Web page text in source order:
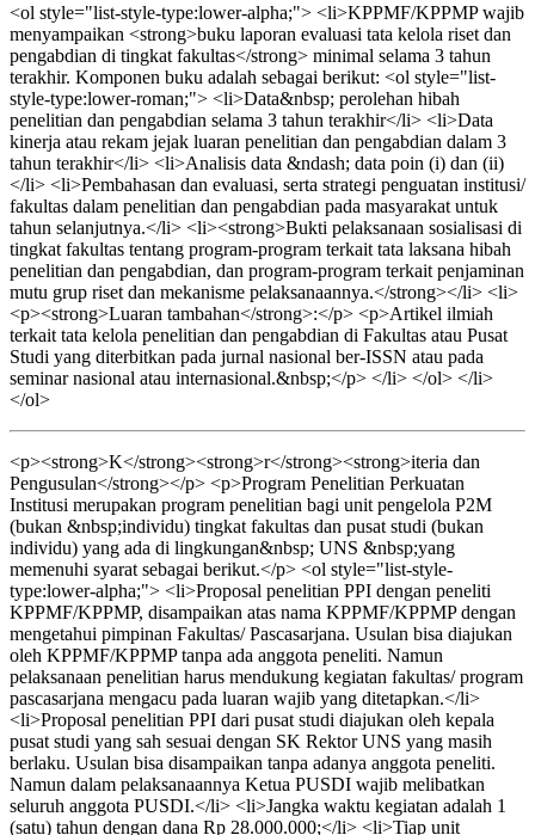
<ol style="list-style-type:lower-alpha;"> <li>KPPMF/KPPMP wajib
menyampaikan <strong>buku laporan evaluasi tata kelola riset dan
pengabdian di tingkat fakultas</strong> minimal selama 3 tahun
terakhir. Komponen buku adalah sebagai berikut: <ol style="list-
style-type:lower-roman;"> <li>Data&nbsp; perolehan hibah
penelitian dan pengabdian selama 3 tahun terakhir</li> <li>Data
kinerja atau rekam jejak luaran penelitian dan pengabdian dalam 3
tahun terakhir</li> <li>Analisis data &ndash; data poin (i) dan (ii)
</li> <li>Pembahasan dan evaluasi, serta strategi penguatan institusi/
fakultas dalam penelitian dan pengabdian pada masyarakat untuk
tahun selanjutnya.</li> <li><strong>Bukti pelaksanaan sosialisasi di
tingkat fakultas tentang program-program terkait tata laksana hibah
penelitian dan pengabdian, dan program-program terkait penjaminan
mutu grup riset dan mekanisme pelaksanaannya.</strong></li> <li>
<p><strong>Luaran tambahan</strong>:</p> <p>Artikel ilmiah
terkait tata kelola penelitian dan pengabdian di Fakultas atau Pusat
Studi yang diterbitkan pada jurnal nasional ber-ISSN atau pada
seminar nasional atau internasional.&nbsp;</p> </li> </ol> </li>
</ol>
<p><strong>K</strong><strong>r</strong><strong>iteria dan
Pengusulan</strong></p> <p>Program Penelitian Perkuatan
Institusi merupakan program penelitian bagi unit pengelola P2M
(bukan &nbsp;individu) tingkat fakultas dan pusat studi (bukan
individu) yang ada di lingkungan&nbsp; UNS &nbsp;yang
memenuhi syarat sebagai berikut.</p> <ol style="list-style-
type:lower-alpha;"> <li>Proposal penelitian PPI dengan peneliti
KPPMF/KPPMP, disampaikan atas nama KPPMF/KPPMP dengan
mengetahui pimpinan Fakultas/ Pascasarjana. Usulan bisa diajukan
oleh KPPMF/KPPMP tanpa ada anggota peneliti. Namun
pelaksanaan penelitian harus mendukung kegiatan fakultas/ program
pascasarjana mengacu pada luaran wajib yang ditetapkan.</li>
<li>Proposal penelitian PPI dari pusat studi diajukan oleh kepala
pusat studi yang sah sesuai dengan SK Rektor UNS yang masih
berlaku. Usulan bisa disampaikan tanpa adanya anggota peneliti.
Namun dalam pelaksanaannya Ketua PUSDI wajib melibatkan
seluruh anggota PUSDI.</li> <li>Jangka waktu kegiatan adalah 1
(satu) tahun dengan dana Rp 28.000.000;</li> <li>Tiap unit